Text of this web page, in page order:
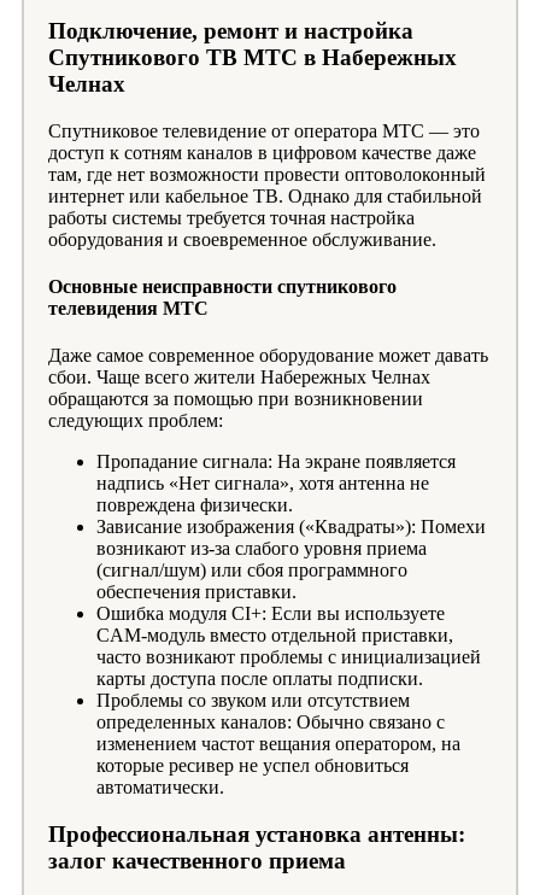
Подключение, ремонт и настройка
Спутникового ТВ МТС в Набережных
Челнах
Спутниковое телевидение от оператора МТС — это
доступ к сотням каналов в цифровом качестве даже
там, где нет возможности провести оптоволоконный
интернет или кабельное ТВ. Однако для стабильной
работы системы требуется точная настройка
оборудования и своевременное обслуживание.
Основные неисправности спутникового
телевидения МТС
Даже самое современное оборудование может давать
сбои. Чаще всего жители Набережных Челнах
обращаются за помощью при возникновении
следующих проблем:
Пропадание сигнала: На экране появляется
надпись «Нет сигнала», хотя антенна не
повреждена физически.
Зависание изображения («Квадраты»): Помехи
возникают из-за слабого уровня приема
(сигнал/шум) или сбоя программного
обеспечения приставки.
Ошибка модуля CI+: Если вы используете
CAM-модуль вместо отдельной приставки,
часто возникают проблемы с инициализацией
карты доступа после оплаты подписки.
Проблемы со звуком или отсутствием
определенных каналов: Обычно связано с
изменением частот вещания оператором, на
которые ресивер не успел обновиться
автоматически.
Профессиональная установка антенны:
залог качественного приема